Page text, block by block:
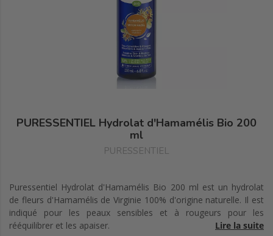
PURESSENTIEL Hydrolat d'Hamamélis Bio 200
ml
PURESSENTIEL
Puressentiel Hydrolat d'Hamamélis Bio 200 ml est un hydrolat
de fleurs d'Hamamélis de Virginie 100% d'origine naturelle. Il est
indiqué pour les peaux sensibles et à rougeurs pour les
rééquilibrer et les apaiser.
Lire la suite